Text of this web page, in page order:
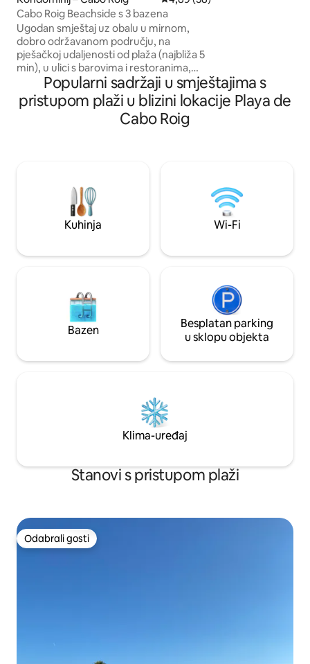
Cabo Roig Beachside s 3 bazena
Ugodan smještaj uz obalu u mirnom,
dobro održavanom području, na
pješačkoj udaljenosti od plaža (najbliža 5
min), u ulici s barovima i restoranima,
trgovinama, dućanima prehrambenih
proizvoda itd. Blizu golfa, teretane, padel
tena, broda, trgovačkog centra Zenia
Blvd. Smještaj ima veliki balkon s vanjskim
tušem). Besplatno parkiranje u
ograđenom prostoru. Potpuno
opremljena kuhinja, filtrirana voda za
piće, kauč na razvlačenje u dnevnoj sobi,
(potreban je osobno računalo).
Popularni sadržaji u smještajima s
pristupom plaži u blizini lokacije Playa de
Cabo Roig
Kuhinja Wi-Fi
Bazen
Besplatan parking
u sklopu objekta
Klima-uređaj
Stanovi s pristupom plaži
Odabrali gosti
Odabrali gosti